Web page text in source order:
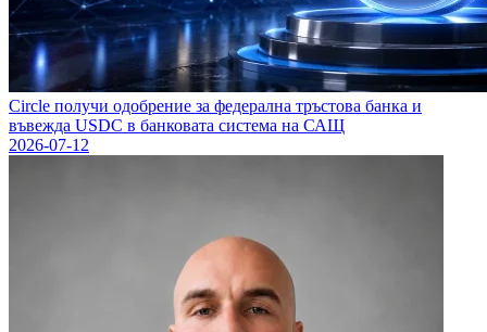
Circle получи одобрение за федерална тръстова банка и
въвежда USDC в банковата система на САЩ
2026-07-12